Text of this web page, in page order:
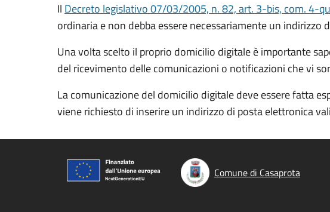
Il Decreto legislativo 07/03/2005, n. 82, art. 3-bis, com. 4-
ordinaria e non debba essere necessariamente un indirizzo
Una volta scelto il proprio domicilio digitale è importante
del ricevimento delle comunicazioni o notificazioni che vi
La comunicazione del domicilio digitale deve essere fatta
viene richiesto di inserire un indirizzo di posta elettronica
Comune di Casaprota